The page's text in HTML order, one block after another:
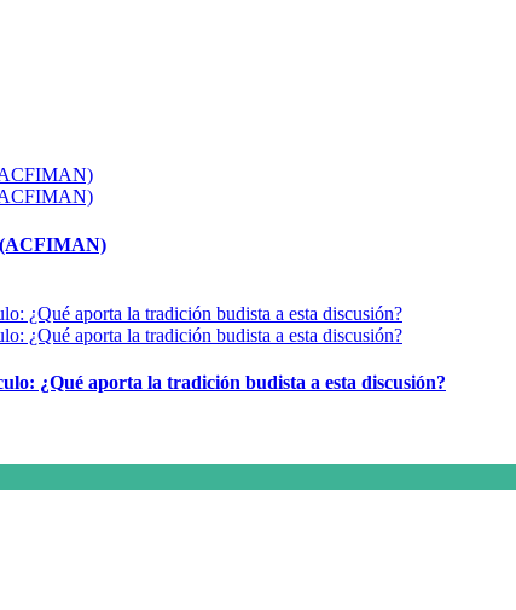
(ACFIMAN)
¿Qué aporta la tradición budista a esta discusión?